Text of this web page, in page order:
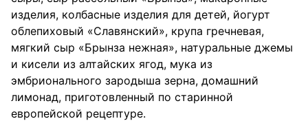
изделия, колбасные изделия для детей, йогурт
облепиховый «Славянский», крупа гречневая,
мягкий сыр «Брынза нежная», натуральные джемы
и кисели из алтайских ягод, мука из
эмбрионального зародыша зерна, домашний
лимонад, приготовленный по старинной
европейской рецептуре.